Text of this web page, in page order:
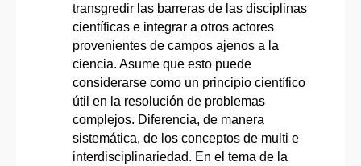
transgredir las barreras de las disciplinas
científicas e integrar a otros actores
provenientes de campos ajenos a la
ciencia. Asume que esto puede
considerarse como un principio científico
útil en la resolución de problemas
complejos. Diferencia, de manera
sistemática, de los conceptos de multi e
interdisciplinariedad. En el tema de la